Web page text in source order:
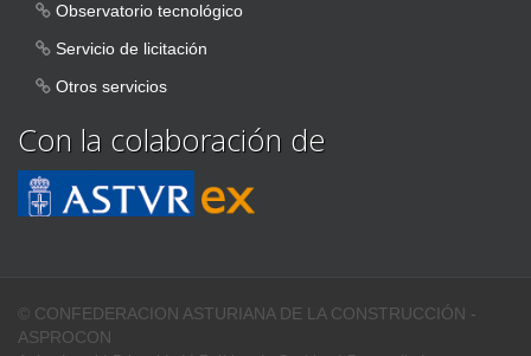
Observatorio tecnológico
Servicio de licitación
Otros servicios
Con la colaboración de
© CONFEDERACION ASTURIANA DE LA CONSTRUCCIÓN -
ASPROCON